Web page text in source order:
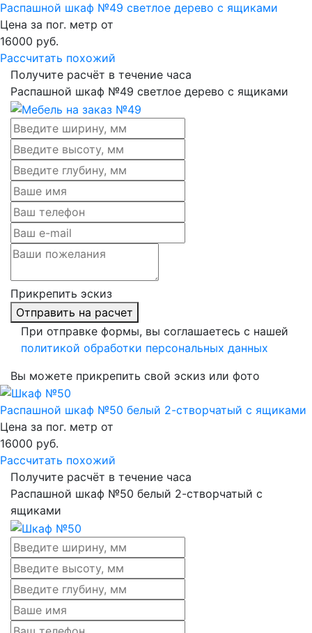
Распашной шкаф №49 светлое дерево с ящиками
Цена за пог. метр от
16000 руб.
Рассчитать похожий
Получите расчёт в течение часа
Распашной шкаф №49 светлое дерево с ящиками
Прикрепить эскиз
Отправить на расчет
При отправке формы, вы соглашаетесь с нашей
политикой обработки персональных данных
Вы можете прикрепить свой эскиз или фото
Распашной шкаф №50 белый 2-створчатый с ящиками
Цена за пог. метр от
16000 руб.
Рассчитать похожий
Получите расчёт в течение часа
Распашной шкаф №50 белый 2-створчатый с
ящиками